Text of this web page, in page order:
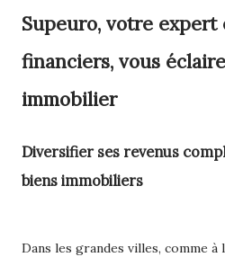
Supeuro, votre expert
financiers, vous
immobilier
Diversifier ses revenus
biens immobiliers
Dans les grandes villes, comme à